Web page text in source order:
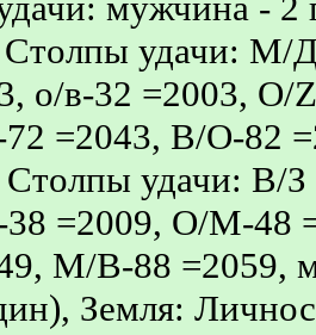
удачи: М/Д
о/в-32 =2003,
72 =2043, В/О-82
удачи: В/З
38 =2009, О/М-48
М/В-88 =2059,
Земля: